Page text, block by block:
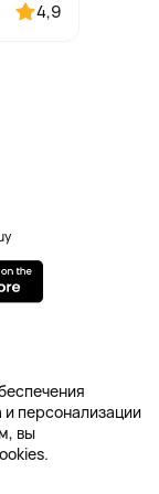
4,9
и персонализации
вы